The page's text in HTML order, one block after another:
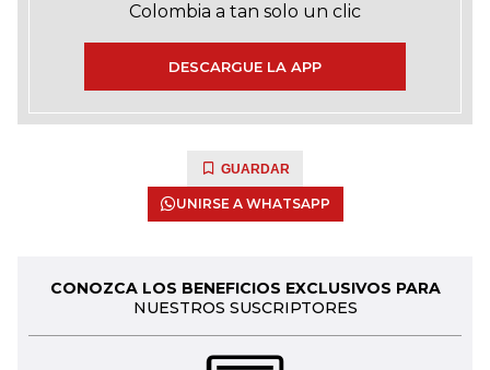
Colombia a tan solo un clic
DESCARGUE LA APP
GUARDAR
UNIRSE A WHATSAPP
CONOZCA LOS BENEFICIOS EXCLUSIVOS PARA
NUESTROS SUSCRIPTORES